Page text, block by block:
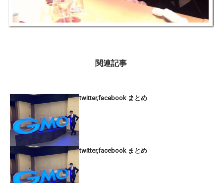
関連記事
twitter,facebook まとめ
twitter,facebook まとめ